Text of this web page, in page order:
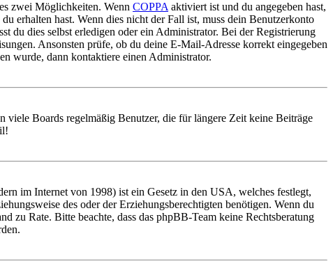
zwei Möglichkeiten. Wenn COPPA aktiviert ist und du angegeben hast,
erhalten hast. Wenn dies nicht der Fall ist, muss dein Benutzerkonto
du dies selbst erledigen oder ein Administrator. Bei der Registrierung
Ansonsten prüfe, ob du deine E-Mail-Adresse korrekt eingegeben
wurde, dann kontaktiere einen Administrator.
viele Boards regelmäßig Benutzer, die für längere Zeit keine Beiträge
im Internet von 1998) ist ein Gesetz in den USA, welches festlegt,
des oder der Erziehungsberechtigten benötigen. Wenn du
zu Rate. Bitte beachte, dass das phpBB-Team keine Rechtsberatung